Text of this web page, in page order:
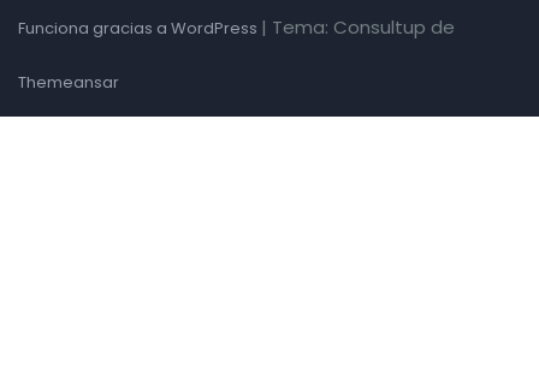
Funciona gracias a WordPress | Tema: Consultup de
Themeansar